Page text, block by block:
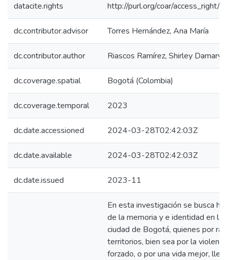
datacite.rights http://purl.org/coar/access_right/
dc.contributor.advisor Torres Hernández, Ana María
dc.contributor.author Riascos Ramírez, Shirley Damarys
dc.coverage.spatial Bogotá (Colombia)
dc.coverage.temporal 2023
dc.date.accessioned 2024-03-28T02:42:03Z
dc.date.available 2024-03-28T02:42:03Z
dc.date.issued 2023-11
En esta investigación se busca
de la memoria y e identidad en
ciudad de Bogotá, quienes por
territorios, bien sea por la
forzado, o por una vida mejor,